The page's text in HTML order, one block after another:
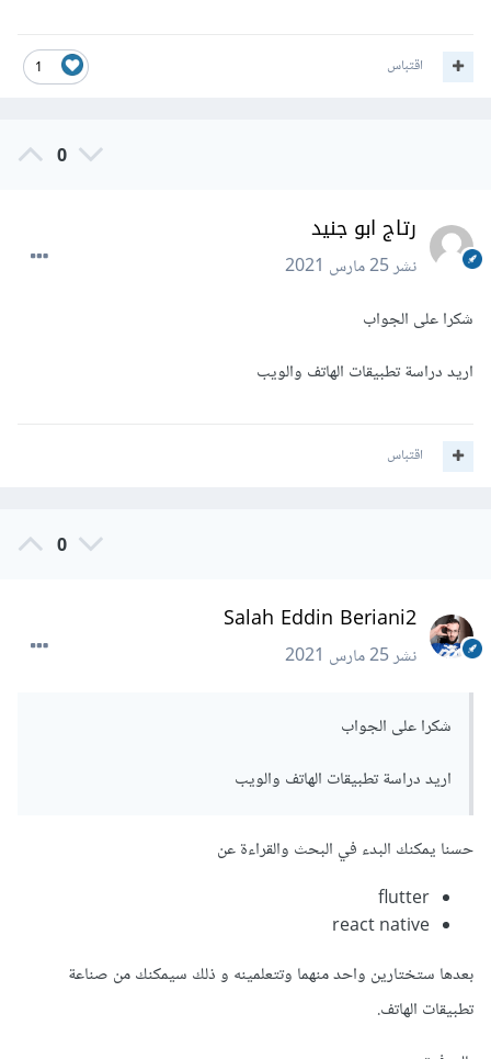
1 اقتباس
0
رتاج ابو جنيد
نشر25 مارس 2021
شكرا على الجواب
اريد دراسة تطبيقات الهاتف والويب
اقتباس
0
Salah Eddin Beriani2
نشر25 مارس 2021
شكرا على الجواب
اريد دراسة تطبيقات الهاتف والويب
حسنا يمكنك البدء في البحث والقراءة عن
flutter
react native
بعدها ستختارين واحد منهما وتتعلمينه و ذلك سيمكنك من صناعة
تطبيقات الهاتف.